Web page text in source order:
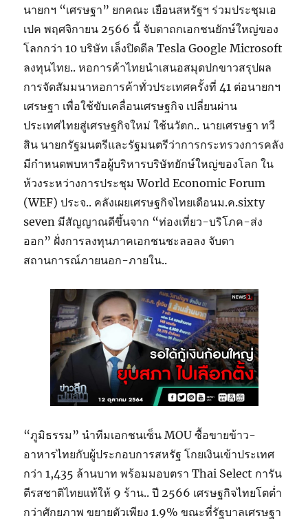
นายกฯ “เศรษฐา” ยกคณะ เยือนสหรัฐฯ ร่วมประชุมเอ
เปค พฤศจิกายน 2566 นี้ จับตาถกเอกชนยักษ์ใหญ่ของ
โลกกว่า 10 บริษัท เล็งปิดดีล Tesla Google Microsoft
ลงทุนไทย.. หอการค้าไทยนำเสนอสมุดปกขาวสรุปผล
การจัดสัมมนาหอการค้าทั่วประเทศครั้งที่ 41 ต่อนายกฯ
เศรษฐา เพื่อใช้ขับเคลื่อนเศรษฐกิจ เปลี่ยนผ่าน
ประเทศไทยสู่เศรษฐกิจใหม่ ใช้นวัตก.. นายเศรษฐา ทวี
สิน นายกรัฐมนตรีและรัฐมนตรีว่าการกระทรวงการคลัง
มีกำหนดพบหารือผู้บริหารบริษัทยักษ์ใหญ่ของโลก ใน
ห้วงระหว่างการประชุม World Economic Forum
(WEF) ประจ.. คลังเผยเศรษฐกิจไทยเดือนม.ค.sixty
seven มีสัญญาณดีขึ้นจาก “ท่องเที่ยว-บริโภค-ส่ง
ออก” ฝั่งการลงทุนภาคเอกชนชะลอลง จับตา
สถานการณ์ภายนอก-ภายใน..
“ภูมิธรรม” นำทีมเอกชนเซ็น MOU ซื้อขายข้าว-
อาหารไทยกับผู้ประกอบการสหรัฐ โกยเงินเข้าประเทศ
กว่า 1,435 ล้านบาท พร้อมมอบตรา Thai Select การัน
ตีรสชาติไทยแท้ให้ 9 ร้าน.. ปี 2566 เศรษฐกิจไทยโตต่ำ
กว่าศักยภาพ ขยายตัวเพียง 1.9% ขณะที่รัฐบาลเศรษฐา